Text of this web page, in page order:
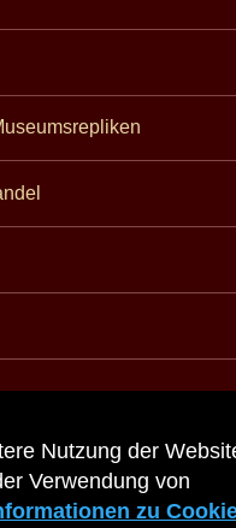
Nutzung der
Verwendung von
zu
wiederrufen